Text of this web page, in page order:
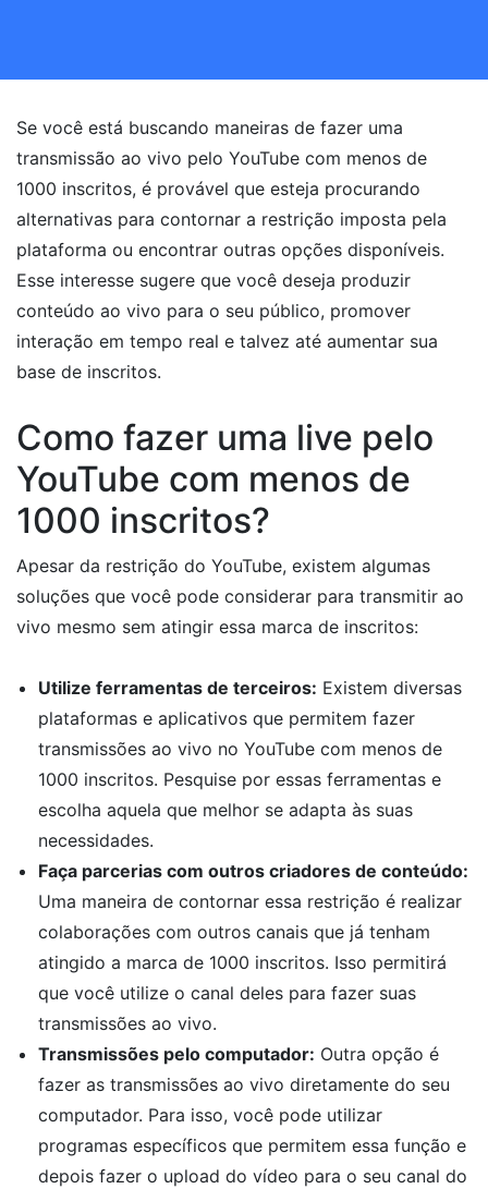
Se você está buscando maneiras de fazer uma
transmissão ao vivo pelo YouTube com menos de
1000 inscritos, é provável que esteja procurando
alternativas para contornar a restrição imposta pela
plataforma ou encontrar outras opções disponíveis.
Esse interesse sugere que você deseja produzir
conteúdo ao vivo para o seu público, promover
interação em tempo real e talvez até aumentar sua
base de inscritos.
Como fazer uma live pelo
YouTube com menos de
1000 inscritos?
Apesar da restrição do YouTube, existem algumas
soluções que você pode considerar para transmitir ao
vivo mesmo sem atingir essa marca de inscritos:
Utilize ferramentas de terceiros: Existem diversas
plataformas e aplicativos que permitem fazer
transmissões ao vivo no YouTube com menos de
1000 inscritos. Pesquise por essas ferramentas e
escolha aquela que melhor se adapta às suas
necessidades.
Faça parcerias com outros criadores de conteúdo:
Uma maneira de contornar essa restrição é realizar
colaborações com outros canais que já tenham
atingido a marca de 1000 inscritos. Isso permitirá
que você utilize o canal deles para fazer suas
transmissões ao vivo.
Transmissões pelo computador: Outra opção é
fazer as transmissões ao vivo diretamente do seu
computador. Para isso, você pode utilizar
programas específicos que permitem essa função e
depois fazer o upload do vídeo para o seu canal do